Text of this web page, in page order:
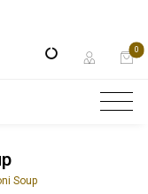
0
Soup